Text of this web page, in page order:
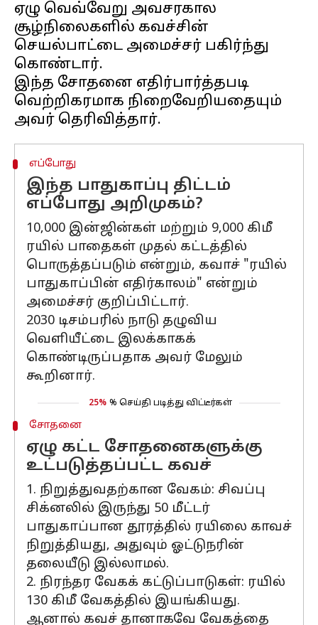
ஏழு வெவ்வேறு அவசரகால
சூழ்நிலைகளில் கவச்சின்
செயல்பாட்டை அமைச்சர் பகிர்ந்து
கொண்டார்.
இந்த சோதனை எதிர்பார்த்தபடி
வெற்றிகரமாக நிறைவேறியதையும்
எப்போது
இந்த பாதுகாப்பு திட்டம்
எப்போது அறிமுகம்?
10,000 இன்ஜின்கள் மற்றும் 9,000 கிமீ
ரயில் பாதைகள் முதல் கட்டத்தில்
பொருத்தப்படும் என்றும், கவாச் "ரயில்
பாதுகாப்பின் எதிர்காலம்" என்றும்
அமைச்சர் குறிப்பிட்டார்.
2030 டிசம்பரில் நாடு தழுவிய
வெளியீட்டை இலக்காகக்
கொண்டிருப்பதாக அவர் மேலும்
கூறினார்.
25% % செய்தி படித்து விட்டீர்கள்
சோதனை
ஏழு கட்ட சோதனைகளுக்கு
உட்படுத்தப்பட்ட கவச்
1. நிறுத்துவதற்கான வேகம்: சிவப்பு
சிக்னலில் இருந்து 50 மீட்டர்
பாதுகாப்பான தூரத்தில் ரயிலை காவச்
நிறுத்தியது, அதுவும் ஓட்டுநரின்
தலையீடு இல்லாமல்.
2. நிரந்தர வேகக் கட்டுப்பாடுகள்: ரயில்
130 கிமீ வேகத்தில் இயங்கியது.
ஆனால் கவச் தானாகவே வேகத்தை